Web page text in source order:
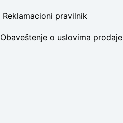
Reklamacioni pravilnik
Obaveštenje o uslovima prodaje